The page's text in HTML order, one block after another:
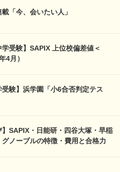
「今、会いたい人」
受験】SAPIX 上位校偏差値＜
4月）
験】浜学園「小6合否判定テス
】SAPIX・日能研・四谷大塚・早稲
ノーブルの特徴・費用と合格力